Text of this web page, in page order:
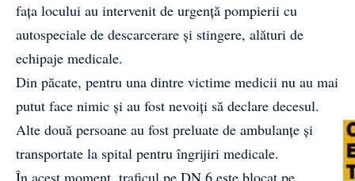
fața locului au intervenit de urgență pompierii cu
autospeciale de descarcerare și stingere, alături de
echipaje medicale.
Din păcate, pentru una dintre victime medicii nu au mai
putut face nimic și au fost nevoiți să declare decesul.
Alte două persoane au fost preluate de ambulanțe și
transportate la spital pentru îngrijiri medicale.